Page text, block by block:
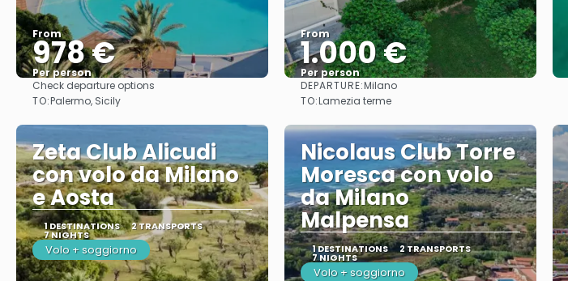
From
978 €
Per person
See
Check departure options
TO:Palermo, Sicily
From
1.000 €
Per person
DEPARTURE:Milano
TO:Lamezia terme
Zeta Club Alicudi
con volo da Milano
e Aosta
1 DESTINATIONS 2 TRANSPORTS
7 NIGHTS
Volo + soggiorno
Nicolaus Club Torre
Moresca con volo
da Milano
Malpensa
1 DESTINATIONS 2 TRANSPORTS
7 NIGHTS
Volo + soggiorno